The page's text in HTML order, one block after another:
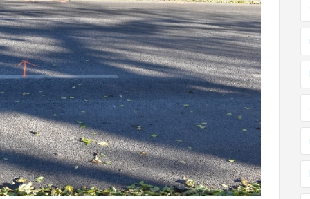
t
a
b
i
c
i
k
l
i
s
a